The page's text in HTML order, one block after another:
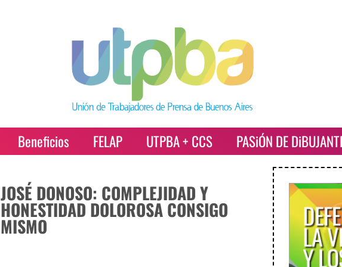
Beneficios FELAP UTPBA + CCS PASiÓN DE
JOSÉ DONOSO: COMPLEJIDAD Y
HONESTIDAD DOLOROSA CONSIGO
MISMO